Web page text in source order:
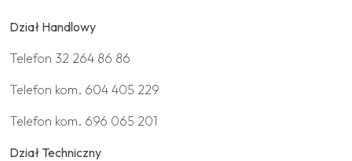
Dział Handlowy
Telefon 32 264 86 86
Telefon kom. 604 405 229
Telefon kom. 696 065 201
Dział Techniczny